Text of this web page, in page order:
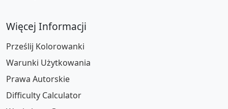
Więcej Informacji
Prześlij Kolorowanki
Warunki Użytkowania
Prawa Autorskie
Difficulty Calculator